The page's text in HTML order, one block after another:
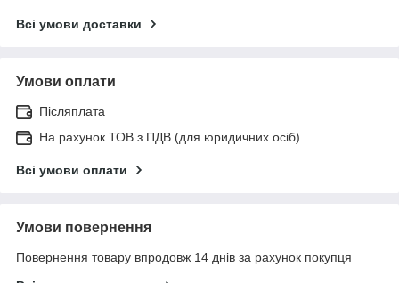
Всі умови доставки
Умови оплати
Післяплата
На рахунок ТОВ з ПДВ (для юридичних осіб)
Всі умови оплати
Умови повернення
Повернення товару впродовж 14 днів за рахунок покупця